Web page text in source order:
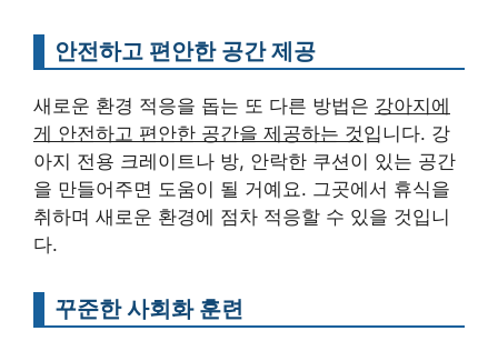
안전하고 편안한 공간 제공
새로운 환경 적응을 돕는 또 다른 방법은 강아지에
게 안전하고 편안한 공간을 제공하는 것입니다. 강
아지 전용 크레이트나 방, 안락한 쿠션이 있는 공간
을 만들어주면 도움이 될 거예요. 그곳에서 휴식을
취하며 새로운 환경에 점차 적응할 수 있을 것입니
다.
꾸준한 사회화 훈련